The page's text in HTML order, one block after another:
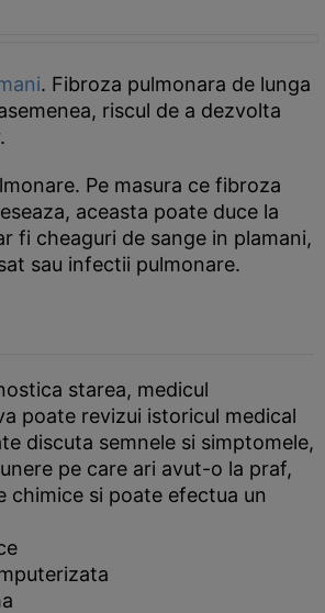
. Fibroza pulmonara de lunga
riscul de a dezvolta
Pe masura ce fibroza
aceasta poate duce la
fi cheaguri de sange in plamani,
sau infectii pulmonare.
starea, medicul
poate revizui istoricul medical
discuta semnele si simptomele,
pe care ari avut-o la praf,
chimice si poate efectua un